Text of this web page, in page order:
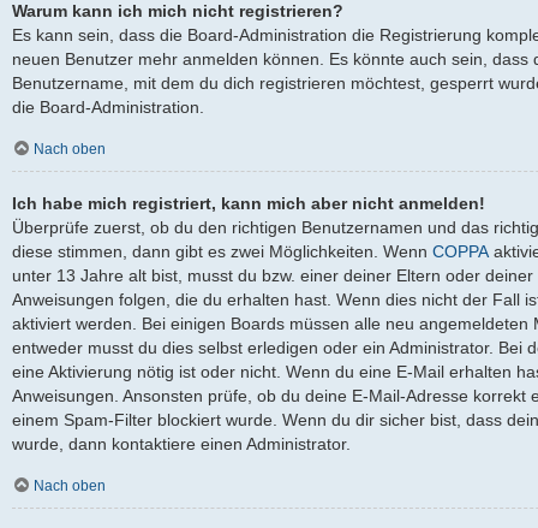
Warum kann ich mich nicht registrieren?
Es kann sein, dass die Board-Administration die Registrierung
neuen Benutzer mehr anmelden können. Es könnte auch sein, dass
Benutzername, mit dem du dich registrieren möchtest, gesperrt
die Board-Administration.
Nach oben
Ich habe mich registriert, kann mich aber nicht anmelden!
Überprüfe zuerst, ob du den richtigen Benutzernamen und das
diese stimmen, dann gibt es zwei Möglichkeiten. Wenn COPPA
unter 13 Jahre alt bist, musst du bzw. einer deiner Eltern oder
Anweisungen folgen, die du erhalten hast. Wenn dies nicht der Fall
aktiviert werden. Bei einigen Boards müssen alle neu
entweder musst du dies selbst erledigen oder ein Administrator. Bei
eine Aktivierung nötig ist oder nicht. Wenn du eine E-Mail erhalten
Anweisungen. Ansonsten prüfe, ob du deine E-Mail-Adresse korrekt
einem Spam-Filter blockiert wurde. Wenn du dir sicher bist, dass
wurde, dann kontaktiere einen Administrator.
Nach oben